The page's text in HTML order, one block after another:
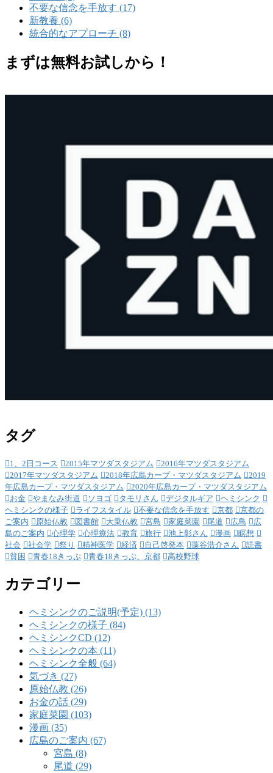
不要な信念を手放す (17)
新教養 (6)
統合的なアプローチ (8)
まずは無料お試しから！
タグ
1、2日コース 2015年マツダスタジアム
2016年マツダスタジアム
2017年マツダスタジアム
2018年広島カープ・マツダスタジアム
2019
年広島カープ・マツダスタジアム
2020年広島カープ・マツダスタジアム
お金
やまなみ街道 ソヨゴ タモリさん デジタルギア
ヘミシンク
ヘミシンクの様子
ライフスタイル 不要な信念を手放す 京都
京都の
ご案内
原始仏教 図書館 大乗仏教 宮島 家庭菜園 尾道 広島
広
島のご案内
心理学 心理療法 教育 旅行 池上彰さん 漫画
瞑想
社会
社会学 祭り 精神医学 経済 自己啓発本 藻谷浩介さん
読書
貧困
青春18きっぷ 青春18きっぷ、京都 高校野球
カテゴリー
ヘミシンクのご説明(予定) (13)
ヘミシンクの様子 (84)
ヘミシンクCD (12)
ヘミシンクの本 (11)
ヘミシンク全般 (64)
気づき (27)
原始仏教 (26)
お金の話 (29)
家庭菜園 (103)
漫画 (35)
広島のご案内 (67)
宮島 (8)
尾道 (29)